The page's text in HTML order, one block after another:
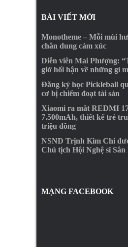
BÀI VIẾT MỚI
Monotheme – Mỗi mùi
chân dung cảm xúc
Diễn viên Mai Phượng:
giờ hối hận về những gì
Đăng ký học Pickleball
cơ bị chiếm đoạt tài sản
Xiaomi ra mắt REDMI
7.500mAh, thiết kế trẻ
triệu đồng
NSND Trịnh Kim Chi
Chủ tịch Hội Nghệ sĩ
MẠNG FACEBOOK